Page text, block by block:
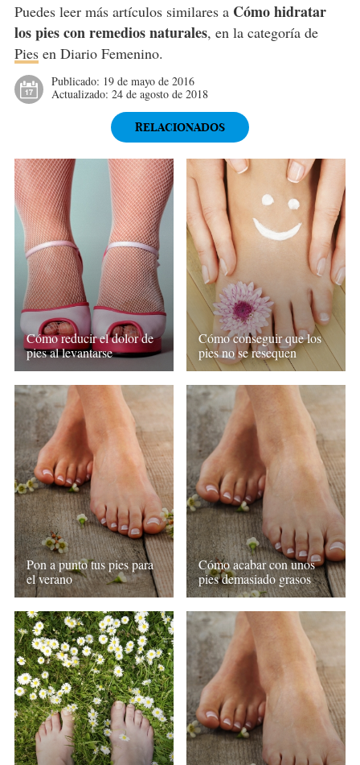
Puedes leer más artículos similares a Cómo hidratar
los pies con remedios naturales, en la categoría de
Piesen Diario Femenino.
Publicado: 19 de mayo de 2016
Actualizado: 24 de agosto de 2018
RELACIONADOS
Cómo reducir el dolor de
pies al levantarse
Cómo conseguir que los
pies no se resequen
Pon a punto tus pies para
el verano
Cómo acabar con unos
pies demasiado grasos